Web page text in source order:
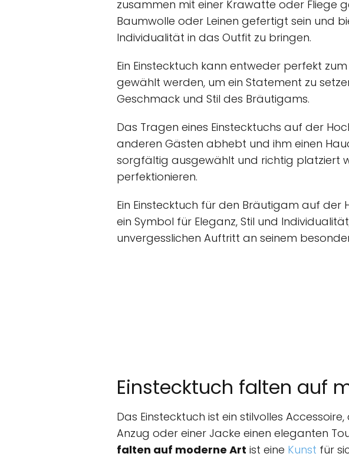
zusammen mit einer Krawatte oder Fliege
Baumwolle oder Leinen gefertigt sein und
Individualität in das Outfit zu bringen.
Ein Einstecktuch kann entweder perfekt
gewählt werden, um ein Statement zu
Geschmack und Stil des Bräutigams.
Das Tragen eines Einstecktuchs auf der
anderen Gästen abhebt und ihm einen
sorgfältig ausgewählt und richtig platziert
perfektionieren.
Ein Einstecktuch für den Bräutigam auf der
ein Symbol für Eleganz, Stil und
unvergesslichen Auftritt an seinem
Einstecktuch falten auf
Das Einstecktuch ist ein stilvolles
Anzug oder einer Jacke einen eleganten
falten auf moderne Art ist eine Kunst für